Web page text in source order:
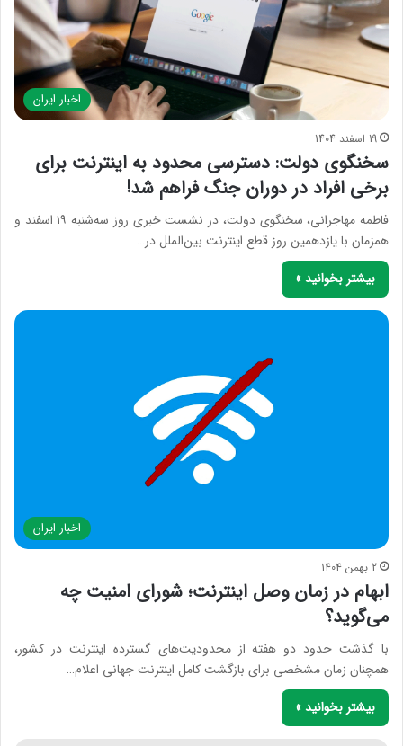
اخبار ایران
19 اسفند 1404
سخنگوی دولت: دسترسی محدود به اینترنت برای
برخی افراد در دوران جنگ فراهم شد!
فاطمه مهاجرانی، سخنگوی دولت، در نشست خبری روز سه‌شنبه ۱۹ اسفند و
همزمان با یازدهمین روز قطع اینترنت بین‌الملل در…
بیشتر بخوانید »
اخبار ایران
2 بهمن 1404
ابهام در زمان وصل اینترنت؛ شورای امنیت چه
می‌گوید؟
با گذشت حدود دو هفته از محدودیت‌های گسترده اینترنت در کشور،
همچنان زمان مشخصی برای بازگشت کامل اینترنت جهانی اعلام…
بیشتر بخوانید »